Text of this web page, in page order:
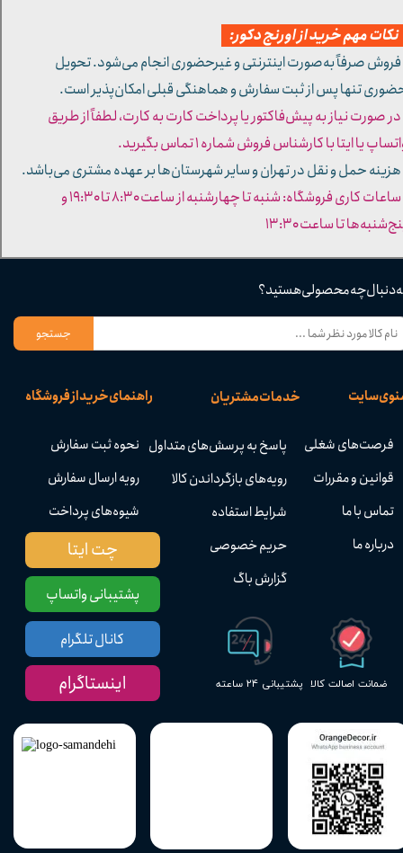
پشتیبانی ۲۴ ساعته ضمانت اصالت کالا
راهنمای خرید از فروشگاه
نحوه ثبت سفارش
رویه ارسال سفارش
شیوه‌های پرداخت
خدمات مشتریان
پاسخ به پرسش‌های متداول
رویه‌های بازگرداندن کالا
شرایط استفاده
حریم خصوصی
گزارش باگ
سایت
فرصت‌های شغلی
قوانین و مقررات
تماس با ما
درباره ما
دنبال چه محصولی هستید؟
جستجو
پشتیبانی واتساپ
چت ایتا
کانال تلگرام
اینستاگرام
مهم خرید از اورنج دکور:
صرفاً به‌صورت اینترنتی و غیرحضوری انجام می‌شود. تحویل
تنها پس از ثبت سفارش و هماهنگی قبلی امکان‌پذیر است.
صورت نیاز به پیش‌فاکتور یا پرداخت کارت به کارت، لطفاً از طریق
یا ایتا با کارشناس فروش شماره ۱ تماس بگیرید.
حمل و نقل در تهران و سایر شهرستان‌ها بر عهده مشتری می‌باشد.
- ساعات کاری فروشگاه: شنبه تا چهارشنبه از ساعت ۸:۳۰ تا ۱۹:۳۰ و
تا ساعت ۱۳:۳۰​​​​​​​